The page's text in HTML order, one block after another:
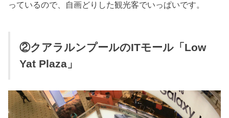
っているので、自画どりした観光客でいっぱいです。
②クアラルンプールのITモール「Low
Yat Plaza」